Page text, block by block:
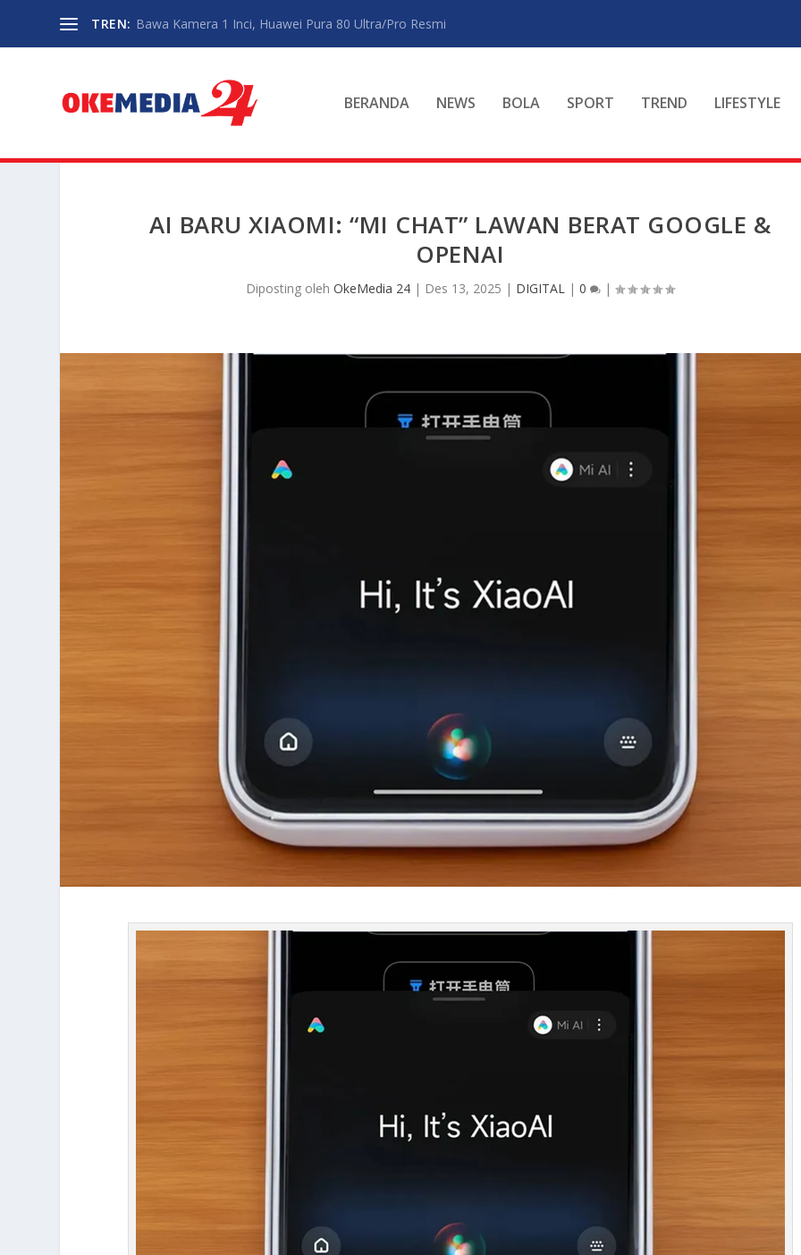
TREN: Bawa Kamera 1 Inci, Huawei Pura 80 Ultra/Pro Resmi
BERANDA NEWS BOLA SPORT TREND LIFESTYLE
AI BARU XIAOMI: “MI CHAT” LAWAN BERAT GOOGLE &
OPENAI
Diposting olehOkeMedia 24 | Des 13, 2025 | DIGITAL |0 |